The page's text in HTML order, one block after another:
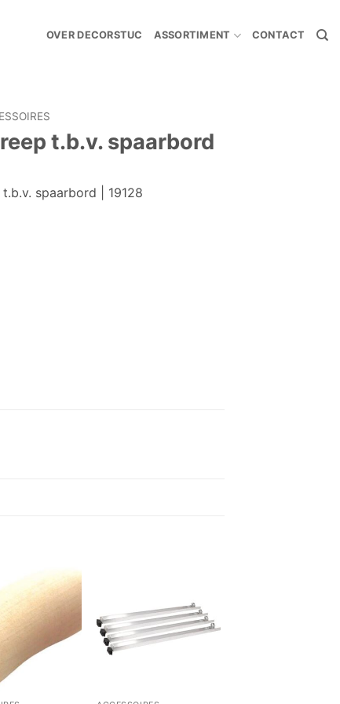
OVER DECORSTUC ASSORTIMENT CONTACT
t.b.v. spaarbord
spaarbord | 19128